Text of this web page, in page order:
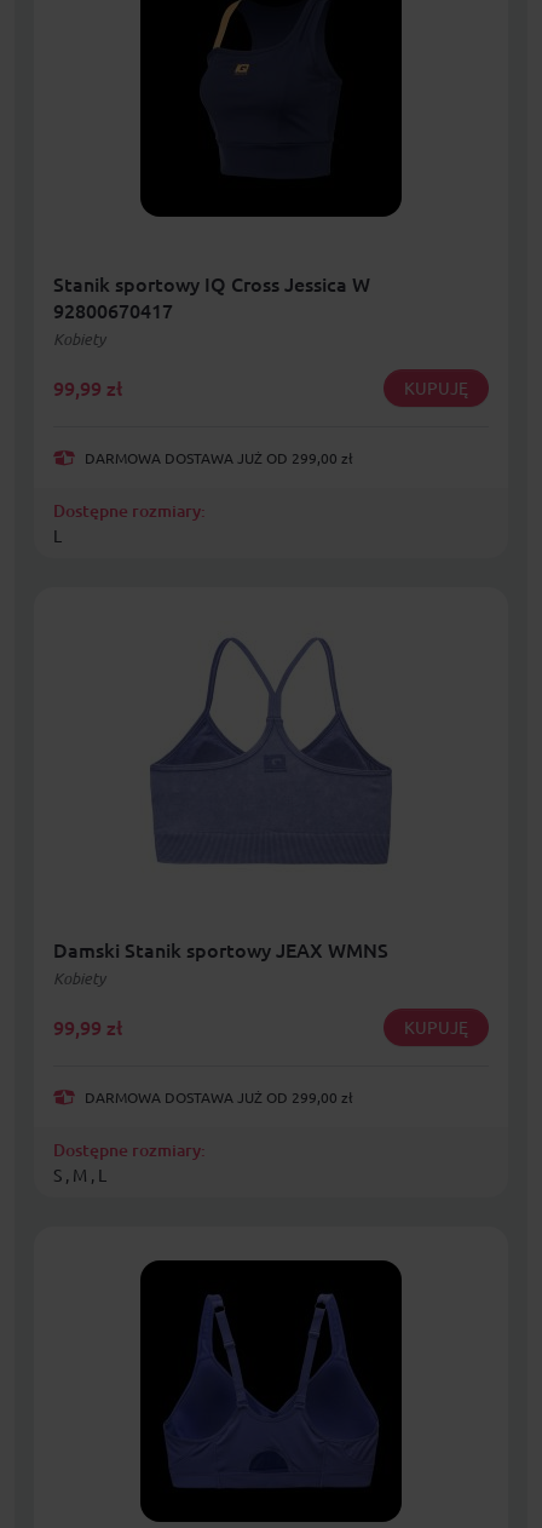
Stanik sportowy IQ Cross Jessica W
92800670417
Kobiety
99,99 zł KUPUJĘ
DARMOWA DOSTAWA JUŻ OD 299,00 zł
Dostępne rozmiary:
L
Damski Stanik sportowy JEAX WMNS
Kobiety
99,99 zł KUPUJĘ
DARMOWA DOSTAWA JUŻ OD 299,00 zł
Dostępne rozmiary:
S , M , L